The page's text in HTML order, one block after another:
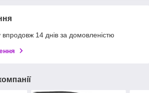
14 днів за домовленістю